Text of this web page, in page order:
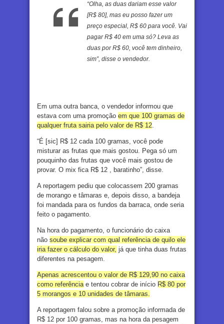
“Olha, as duas dariam esse valor
[R$ 80], mas eu posso fazer um
preço especial, R$ 60 para você. Vai
pagar R$ 40 em uma só? Leva as
duas por R$ 60, você tem dinheiro,
sim”, disse o vendedor.
Em uma outra banca, o vendedor informou que
estava com uma promoção em que 100 gramas de
qualquer fruta sairia pelo valor de R$ 12.
“É [sic] R$ 12 cada 100 gramas, você pode
misturar as frutas que mais gostou. Pega só um
pouquinho das frutas que você mais gostou de
provar. O mix fica R$ 12 , baratinho”, disse.
A reportagem pediu que colocassem 200 gramas
de morango e tâmaras e, depois disso, a bandeja
foi mandada para os fundos da barraca, onde seria
feito o pagamento.
Na hora do pagamento, o funcionário do caixa
não soube explicar com qual referência de quilo ele
iria fazer o cálculo do valor, já que tinha duas frutas
diferentes na pesagem.
Apenas acrescentou o valor de R$ 129,90 no caixa
como referênciae tentou cobrar de início R$ 80 por
5 morangos e 10 unidades de tâmaras.
A reportagem falou sobre a promoção informada de
R$ 12 por 100 gramas, mas na hora da pesagem